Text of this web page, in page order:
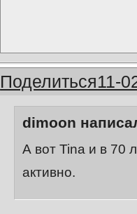
Поделиться11-
dimoon
А вот Tina и в 70
активно.